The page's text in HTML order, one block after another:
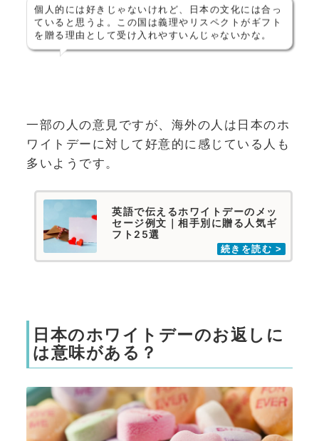
個人的には好きじゃないけれど、日本の文化には合っ
ていると思うよ。この国は義理やリスペクトがギフト
を贈る理由として受け入れやすいんじゃないかな。
一部の人の意見ですが、海外の人は日本のホ
ワイトデーに対して好意的に感じている人も
多いようです。
英語で伝えるホワイトデーのメッ
セージ例文｜相手別に贈る人気ギ
フト25選
日本のホワイトデーのお返しに
は意味がある？